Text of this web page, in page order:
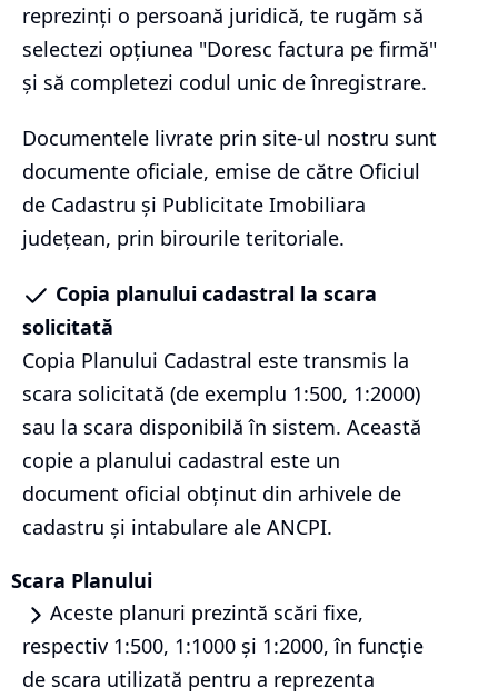
reprezinți o persoană juridică, te rugăm să
selectezi opțiunea "Doresc factura pe firmă"
și să completezi codul unic de înregistrare.
Documentele livrate prin site-ul nostru sunt
documente oficiale, emise de către Oficiul
de Cadastru și Publicitate Imobiliara
județean, prin birourile teritoriale.
Copia planului cadastral la scara
solicitată
Copia Planului Cadastral este transmis la
scara solicitată (de exemplu 1:500, 1:2000)
sau la scara disponibilă în sistem. Această
copie a planului cadastral este un
document oficial obținut din arhivele de
cadastru și intabulare ale ANCPI.
Scara Planului
Aceste planuri prezintă scări fixe,
respectiv 1:500, 1:1000 și 1:2000, în funcție
de scara utilizată pentru a reprezenta